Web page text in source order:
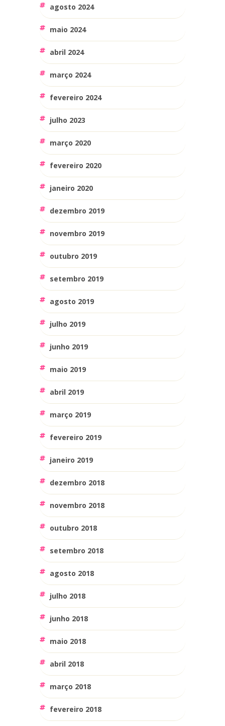
agosto 2024
maio 2024
abril 2024
março 2024
fevereiro 2024
julho 2023
março 2020
fevereiro 2020
janeiro 2020
dezembro 2019
novembro 2019
outubro 2019
setembro 2019
agosto 2019
julho 2019
junho 2019
maio 2019
abril 2019
março 2019
fevereiro 2019
janeiro 2019
dezembro 2018
novembro 2018
outubro 2018
setembro 2018
agosto 2018
julho 2018
junho 2018
maio 2018
abril 2018
março 2018
fevereiro 2018